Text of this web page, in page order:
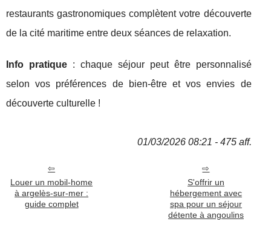
restaurants gastronomiques complètent votre découverte
de la cité maritime entre deux séances de relaxation.
Info pratique: chaque séjour peut être personnalisé
selon vos préférences de bien-être et vos envies de
découverte culturelle !
01/03/2026 08:21 - 475 aff.
Louer un mobil-home
à argelès-sur-mer :
guide complet
S'offrir un
hébergement avec
spa pour un séjour
détente à angoulins